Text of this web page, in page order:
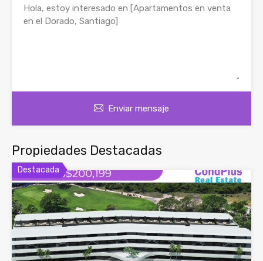
Enviar mensaje
Propiedades Destacadas
Destacada